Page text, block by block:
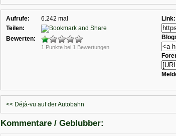
Aufrufe:
6.242 mal
Teilen:
Bewerten:
1 Punkte bei 1 Bewertungen
Link:
<< Déjà-vu auf der Autobahn
Kommentare / Geblubber: